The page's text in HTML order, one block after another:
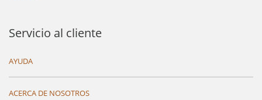
Servicio al cliente
AYUDA
ACERCA DE NOSOTROS